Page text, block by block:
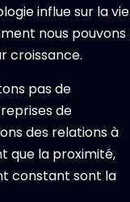
influe sur la vie
nous pouvons
croissance.
pas de
de
des relations à
que la proximité,
constant sont la